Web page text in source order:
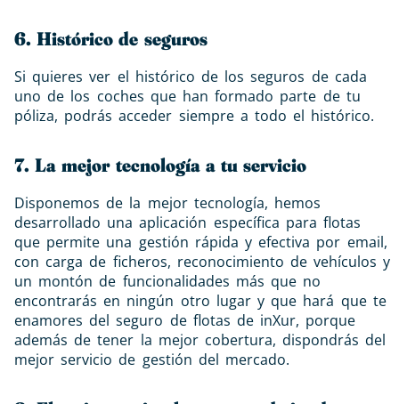
6. Histórico de seguros
Si quieres ver el histórico de los seguros de cada
uno de los coches que han formado parte de tu
póliza, podrás acceder siempre a todo el histórico.
7. La mejor tecnología a tu servicio
Disponemos de la mejor tecnología, hemos
desarrollado una aplicación específica para flotas
que permite una gestión rápida y efectiva por email,
con carga de ficheros, reconocimiento de vehículos y
un montón de funcionalidades más que no
encontrarás en ningún otro lugar y que hará que te
enamores del seguro de flotas de inXur, porque
además de tener la mejor cobertura, dispondrás del
mejor servicio de gestión del mercado.